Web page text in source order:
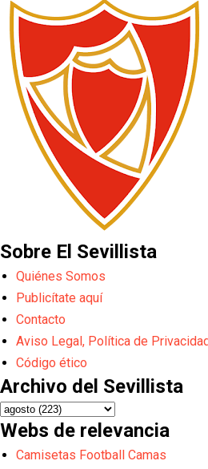
Sobre El Sevillista
Quiénes Somos
Publicítate aquí
Contacto
Aviso Legal, Política de
Código ético
Archivo del Sevillista
Webs de relevancia
Camisetas Football Camas